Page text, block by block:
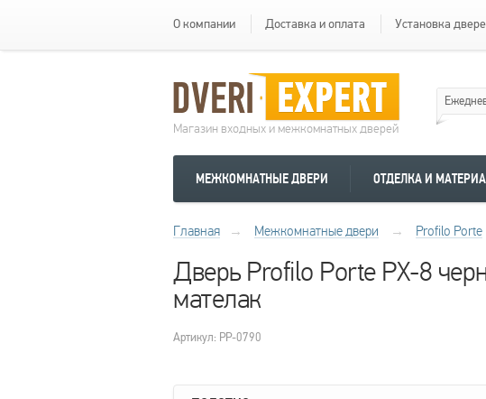
О компании Доставка и оплата Установка
Магазин входных и межкомнатных дверей
МЕЖКОМНАТНЫЕ ДВЕРИ ОТДЕЛКА И
Главная → Межкомнатные двери → Profilo Porte
Дверь Profilo Porte PX-8
мателак
Артикул: PP-0790